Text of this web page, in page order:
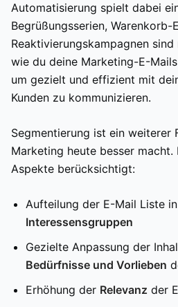
Automatisierung spielt dabei
Begrüßungsserien, Warenkorb-
Reaktivierungskampagnen
wie du deine Marketing-E-
um gezielt und effizient mit
Kunden zu kommunizieren.
Segmentierung ist ein weiterer
Marketing heute besser
Aspekte berücksichtigt:
Aufteilung der E-Mail Liste
Interessensgruppen
Gezielte Anpassung der
Bedürfnisse und Vorlieben
Erhöhung der Relevanz der